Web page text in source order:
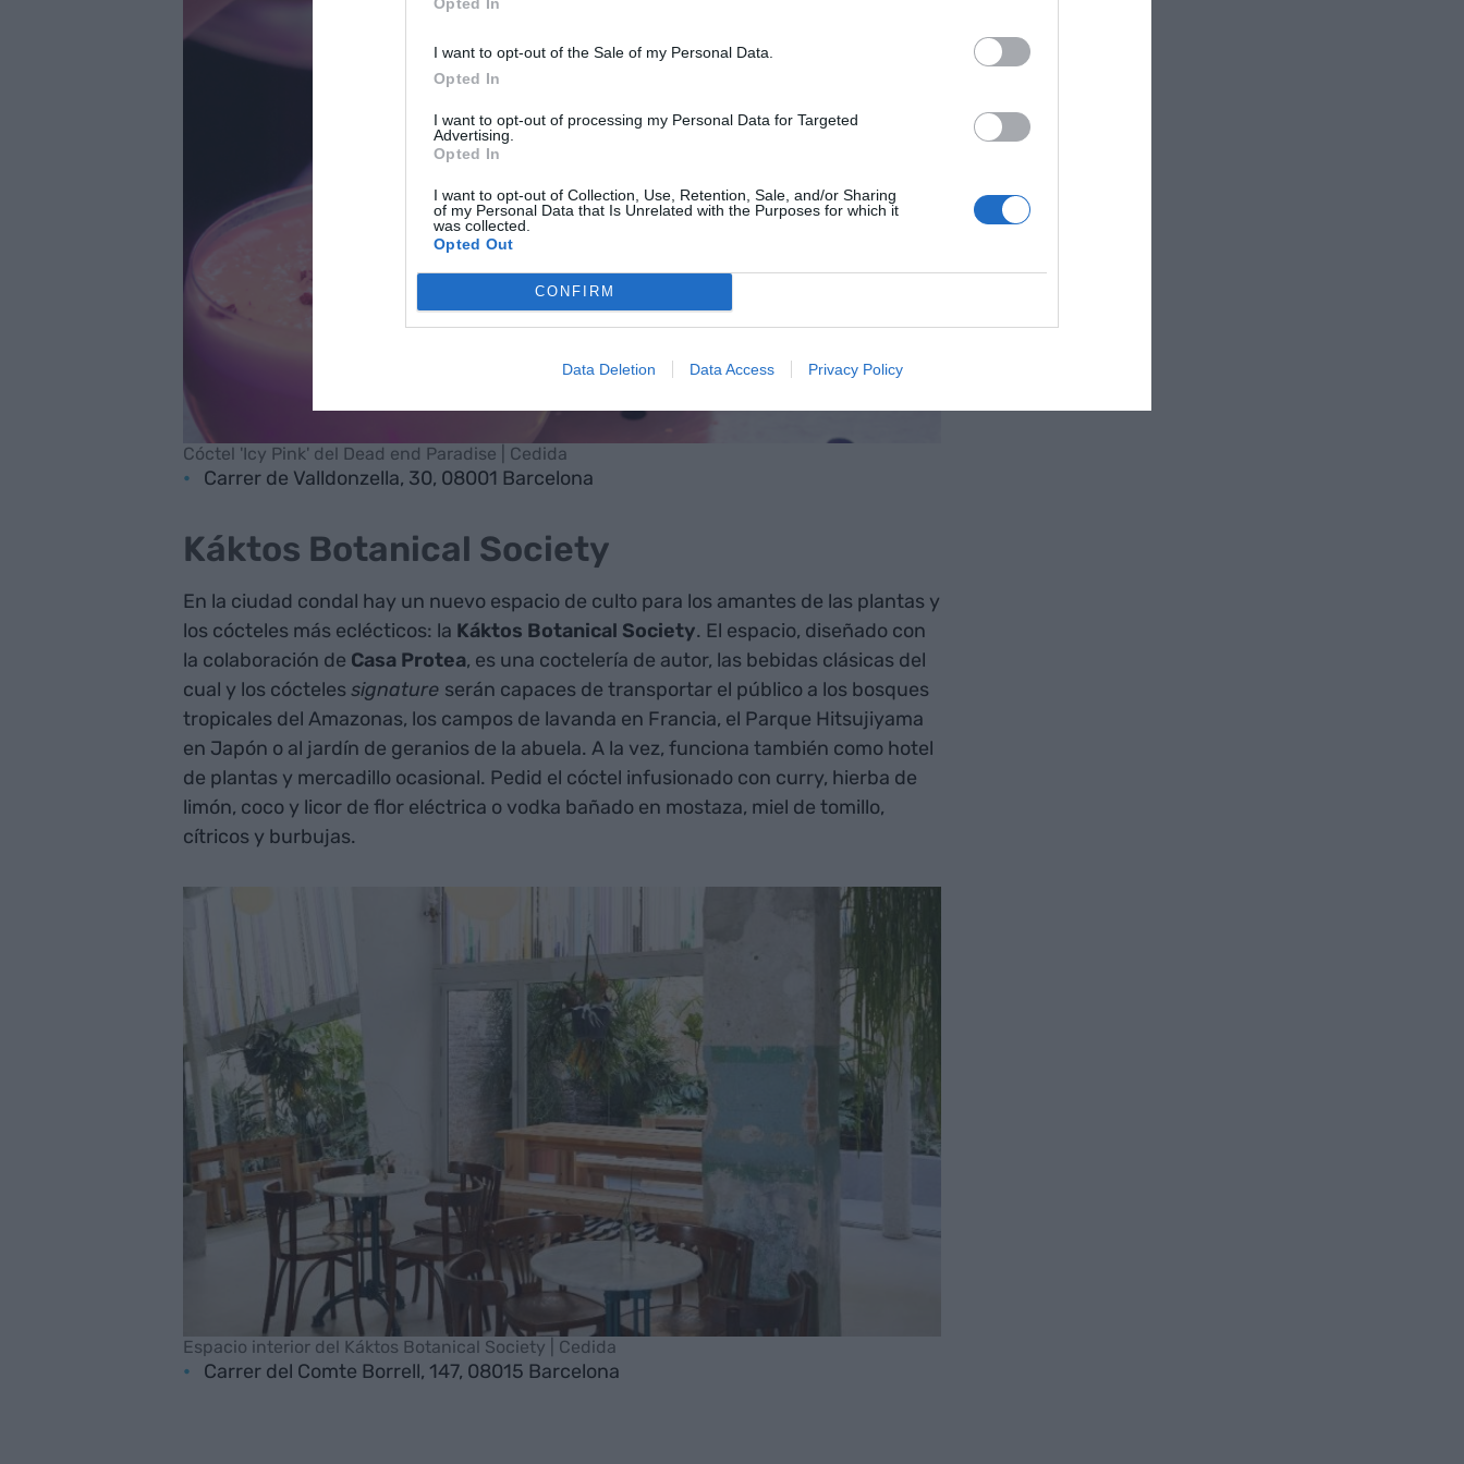
I want to opt-out of the Sale of my Personal Data.
Opted In
I want to opt-out of processing my Personal Data for Targeted
Advertising.
Opted In
I want to opt-out of Collection, Use, Retention, Sale, and/or Sharing
of my Personal Data that Is Unrelated with the Purposes for which it
was collected.
Opted Out
CONFIRM
Data Deletion Data Access Privacy Policy
Cóctel 'Icy Pink' del Dead end Paradise | Cedida
Carrer de Valldonzella, 30, 08001 Barcelona
Káktos Botanical Society
En la ciudad condal hay un nuevo espacio de culto para los amantes de las plantas y
los cócteles más eclécticos: la Káktos Botanical Society. El espacio, diseñado con
la colaboración de Casa Protea, es una coctelería de autor, las bebidas clásicas del
cual y los cóctelessignature serán capaces de transportar el público a los bosques
tropicales del Amazonas, los campos de lavanda en Francia, el Parque Hitsujiyama
en Japón o al jardín de geranios de la abuela. A la vez, funciona también como hotel
de plantas y mercadillo ocasional. Pedid el cóctel infusionado con curry, hierba de
limón, coco y licor de flor eléctrica o vodka bañado en mostaza, miel de tomillo,
cítricos y burbujas.
Espacio interior del Káktos Botanical Society | Cedida
Carrer del Comte Borrell, 147, 08015 Barcelona